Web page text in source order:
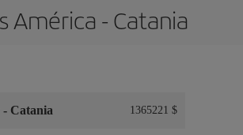
América - Catania
- Catania 1365221 $